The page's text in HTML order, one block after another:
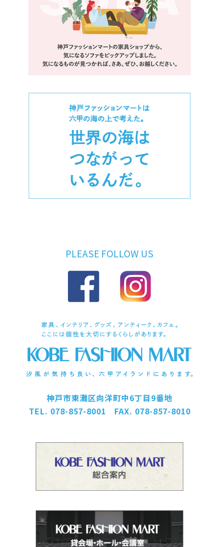
PLEASE FOLLOW US
神戸市東灘区向洋町中6丁目9番地
TEL. 078-857-8001 FAX. 078-857-8010